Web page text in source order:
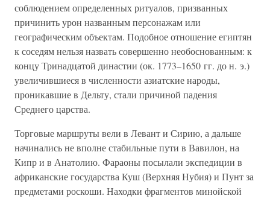
соблюдением определенных ритуалов, призванных
причинить урон названным персонажам или
географическим объектам. Подобное отношение египтян
к соседям нельзя назвать совершенно необоснованным: к
концу Тринадцатой династии (ок. 1773–1650 гг. до н. э.)
увеличившиеся в численности азиатские народы,
проникавшие в Дельту, стали причиной падения
Среднего царства.
Торговые маршруты вели в Левант и Сирию, а дальше
начинались не вполне стабильные пути в Вавилон, на
Кипр и в Анатолию. Фараоны посылали экспедиции в
африканские государства Куш (Верхняя Нубия) и Пунт за
предметами роскоши. Находки фрагментов минойской